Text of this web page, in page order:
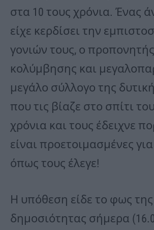
στα 10 τους χρόνια. Ένας
είχε κερδίσει την
γονιών τους, ο προπονητής
κολύμβησης και
μεγάλο σύλλογο της
που τις βίαζε στο σπίτι
χρόνια και τους έδειχνε
είναι προετοιμασμένες
όπως τους έλεγε!
Η υπόθεση είδε το φως της
δημοσιότητας σήμερα